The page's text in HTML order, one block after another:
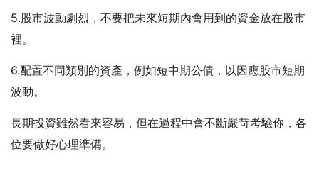
5.股市波動劇烈，不要把未來短期內會用到的資金放在股市
裡。
6.配置不同類別的資產，例如短中期公債，以因應股市短期
波動。
長期投資雖然看來容易，但在過程中會不斷嚴苛考驗你，各
位要做好心理準備。